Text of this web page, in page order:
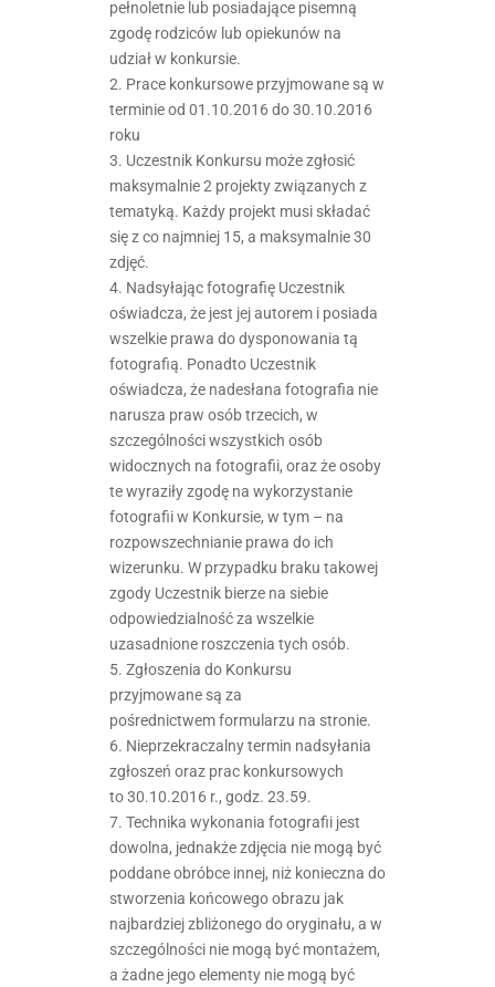
pełnoletnie lub posiadające pisemną
zgodę rodziców lub opiekunów na
udział w konkursie.
2. Prace konkursowe przyjmowane są w
terminie od 01.10.2016 do 30.10.2016
roku
3. Uczestnik Konkursu może zgłosić
maksymalnie 2 projekty związanych z
tematyką. Każdy projekt musi składać
się z co najmniej 15, a maksymalnie 30
zdjęć.
4. Nadsyłając fotografię Uczestnik
oświadcza, że jest jej autorem i posiada
wszelkie prawa do dysponowania tą
fotografią. Ponadto Uczestnik
oświadcza, że nadesłana fotografia nie
narusza praw osób trzecich, w
szczególności wszystkich osób
widocznych na fotografii, oraz że osoby
te wyraziły zgodę na wykorzystanie
fotografii w Konkursie, w tym – na
rozpowszechnianie prawa do ich
wizerunku. W przypadku braku takowej
zgody Uczestnik bierze na siebie
odpowiedzialność za wszelkie
uzasadnione roszczenia tych osób.
5. Zgłoszenia do Konkursu
przyjmowane są za
pośrednictwem formularzu na stronie.
6. Nieprzekraczalny termin nadsyłania
zgłoszeń oraz prac konkursowych
to 30.10.2016 r., godz. 23.59.
7. Technika wykonania fotografii jest
dowolna, jednakże zdjęcia nie mogą być
poddane obróbce innej, niż konieczna do
stworzenia końcowego obrazu jak
najbardziej zbliżonego do oryginału, a w
szczególności nie mogą być montażem,
a żadne jego elementy nie mogą być